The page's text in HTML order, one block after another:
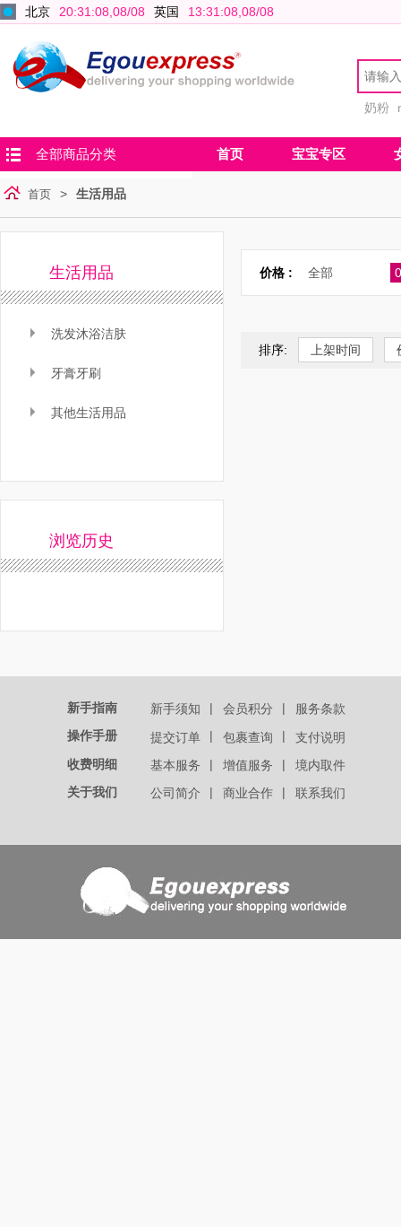
北京 20:31:08,08/08 英国 13:31:08,08/08
奶粉
全部商品分类 首页 宝宝专区
首页 > 生活用品
生活用品
洗发沐浴洁肤
牙膏牙刷
其他生活用品
浏览历史
价格 : 全部
排序: 上架时间
新手指南 新手须知 | 会员积分 |
服务条款
操作手册
提交订单 | 包裹查询 |
支付说明
收费明细
基本服务 | 增值服务 |
境内取件
关于我们
公司简介 | 商业合作 | 联系我们